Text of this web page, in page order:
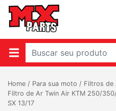
Home / Para sua moto / Filtros de
Filtro de Ar Twin Air KTM 250/
SX 13/17